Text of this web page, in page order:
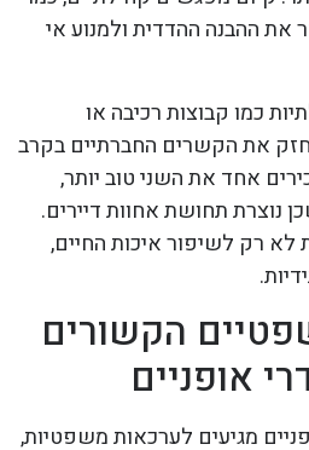
את ההבנה ההדדית ולמנוע אי
כמו קבוצות רכיבה או
את הקשרים החברתיים בקרב
אחד את השני טוב יותר,
נוצרת תחושת אחוות דיירים.
לא רק לשיפור איכות החיים,
הקשורים
אופניים
מגיעים לערכאות משפטיות,